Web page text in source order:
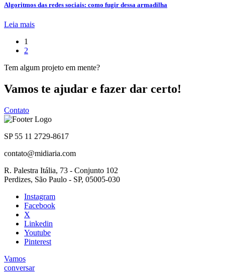
Algoritmos das redes sociais: como fugir dessa armadilha
Leia mais
1
2
Tem algum projeto em mente?
Vamos te ajudar e fazer dar certo!
Contato
SP 55 11 2729-8617
contato@midiaria.com
R. Palestra Itália, 73 - Conjunto 102
Perdizes, São Paulo - SP, 05005-030
Instagram
Facebook
X
Linkedin
Youtube
Pinterest
Vamos
conversar